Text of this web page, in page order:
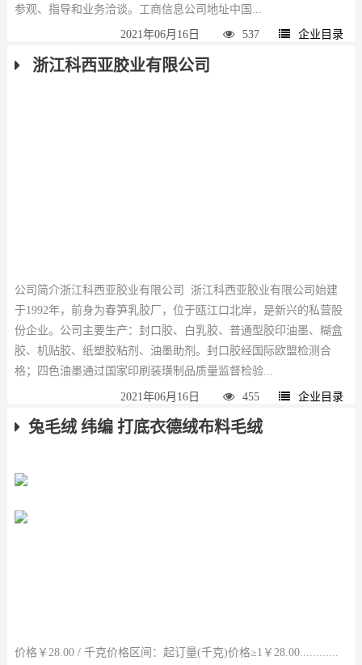
参观、指导和业务洽谈。工商信息公司地址中国...
2021年06月16日 537 企业目录
浙江科西亚胶业有限公司
公司简介浙江科西亚胶业有限公司 浙江科西亚胶业有限公司始建
于1992年，前身为春笋乳胶厂，位于瓯江口北岸，是新兴的私营股
份企业。公司主要生产：封口胶、白乳胶、普通型胶印油墨、糊盒
胶、机贴胶、纸塑胶粘剂、油墨助剂。封口胶经国际欧盟检测合
格；四色油墨通过国家印刷装璜制品质量监督检验...
2021年06月16日 455 企业目录
兔毛绒 纬编 打底衣德绒布料毛绒
价格￥28.00 / 千克价格区间：起订量(千克)价格≥1￥28.00............